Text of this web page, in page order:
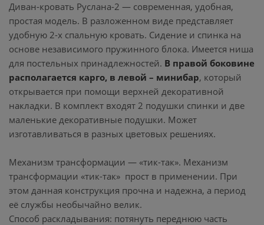
Диван-кровать Руслана-2 — современная, удобная,
простая модель. В разложенном виде представляет
удобную 2-х спальную кровать. Сидение и спинка на
основе независимого пружинного блока. Имеется ниша
для постельных принадлежностей. В правой боковине
располагается карго, в левой – минибар, который
открывается при помощи верхней декоративной
накладки. В комплект входят 2 подушки спинки и две
маленькие декоративные подушки. Может
изготавливаться в разных цветовых решениях.
Механизм трансформации — «тик-так». Механизм
трансформации «тик-так» прост в применении. При
этом данная конструкция прочна и надежна, а период
её службы необычайно велик.
Способ раскладывания: потянуть переднюю часть